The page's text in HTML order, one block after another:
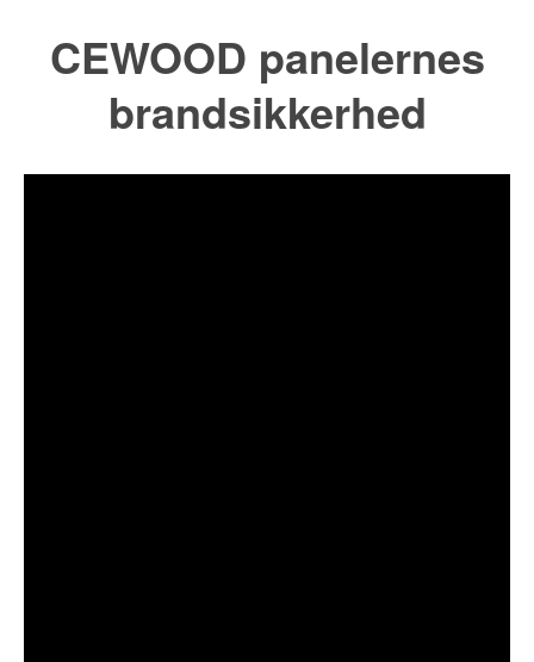
CEWOOD panelernes
brandsikkerhed